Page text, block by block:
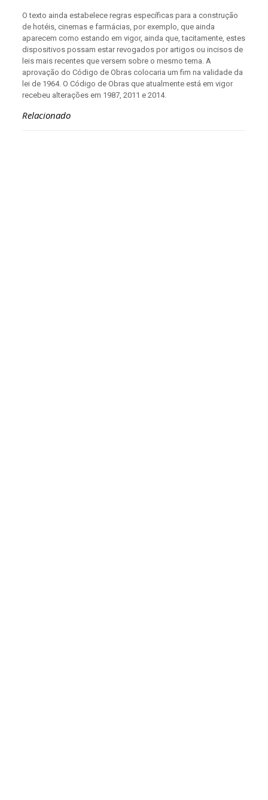
O texto ainda estabelece regras específicas para a construção
de hotéis, cinemas e farmácias, por exemplo, que ainda
aparecem como estando em vigor, ainda que, tacitamente, estes
dispositivos possam estar revogados por artigos ou incisos de
leis mais recentes que versem sobre o mesmo tema. A
aprovação do Código de Obras colocaria um fim na validade da
lei de 1964. O Código de Obras que atualmente está em vigor
recebeu alterações em 1987, 2011 e 2014.
Relacionado